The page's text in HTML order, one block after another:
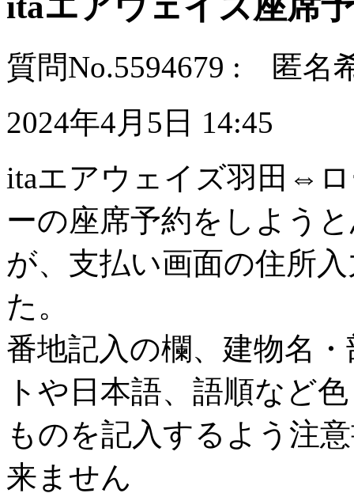
質問No.5594679 : 匿名
2024年4月5日 14:45
itaエアウェイズ羽田⇔
ーの座席予約をしよう
が、支払い画面の住所
た。
番地記入の欄、建物名
トや日本語、語順など
ものを記入するよう注
来ません